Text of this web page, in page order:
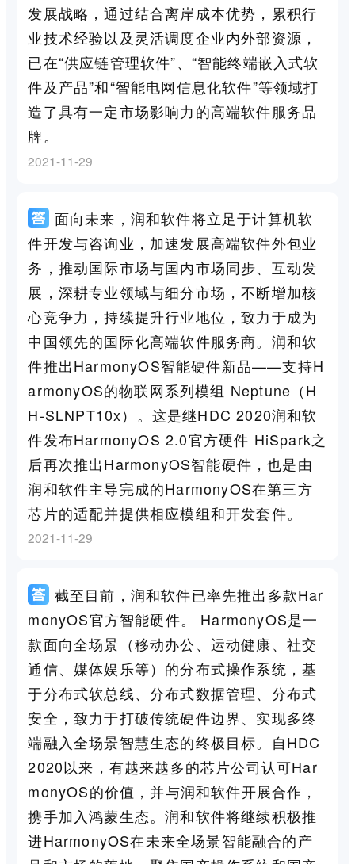
发展战略，通过结合离岸成本优势，累积行
业技术经验以及灵活调度企业内外部资源，
已在“供应链管理软件”、“智能终端嵌入式软
件及产品”和“智能电网信息化软件”等领域打
造了具有一定市场影响力的高端软件服务品
牌。
2021-11-29
面向未来，润和软件将立足于计算机软
件开发与咨询业，加速发展高端软件外包业
务，推动国际市场与国内市场同步、互动发
展，深耕专业领域与细分市场，不断增加核
心竞争力，持续提升行业地位，致力于成为
中国领先的国际化高端软件服务商。润和软
件推出HarmonyOS智能硬件新品——支持H
armonyOS的物联网系列模组 Neptune（H
H-SLNPT10x）。这是继HDC 2020润和软
件发布HarmonyOS 2.0官方硬件 HiSpark之
后再次推出HarmonyOS智能硬件，也是由
润和软件主导完成的HarmonyOS在第三方
芯片的适配并提供相应模组和开发套件。
2021-11-29
截至目前，润和软件已率先推出多款Har
monyOS官方智能硬件。 HarmonyOS是一
款面向全场景（移动办公、运动健康、社交
通信、媒体娱乐等）的分布式操作系统，基
于分布式软总线、分布式数据管理、分布式
安全，致力于打破传统硬件边界、实现多终
端融入全场景智慧生态的终极目标。自HDC
2020以来，有越来越多的芯片公司认可Har
monyOS的价值，并与润和软件开展合作，
携手加入鸿蒙生态。润和软件将继续积极推
进HarmonyOS在未来全场景智能融合的产